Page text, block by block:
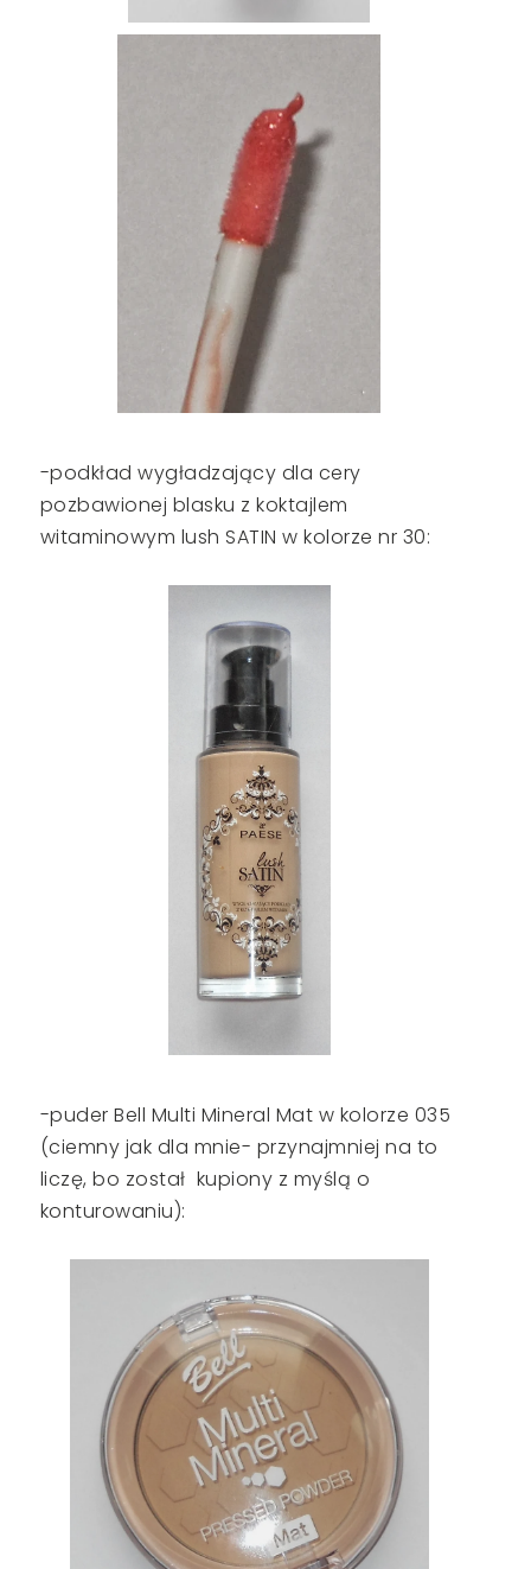
-podkład wygładzający dla cery
pozbawionej blasku z koktajlem
witaminowym lush SATIN w kolorze nr 30:
-puder Bell Multi Mineral Mat w kolorze 035
(ciemny jak dla mnie- przynajmniej na to
liczę, bo został kupiony z myślą o
konturowaniu):